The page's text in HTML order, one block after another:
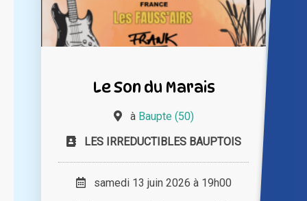
Le Son du Marais
à Baupte (50)
LES IRREDUCTIBLES BAUPTOIS
samedi 13 juin 2026 à 19h00